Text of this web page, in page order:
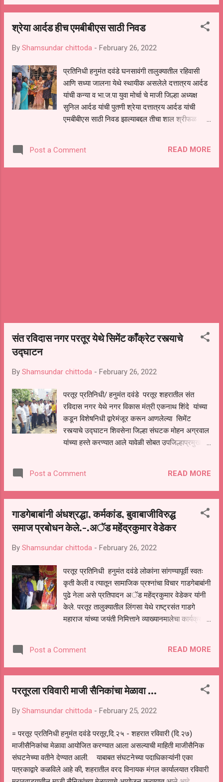
निधी उपलब्ध करून दिल्यास त्यांचा चांदीचा रथ देऊन
बबनराव लोणीकर यांनी आज केले आकणी येथे बळीराजा
लगतच्या पुलाच्या कामाचे भूमिपूजन आज माजी मंत्री
यावेळी सभापती संदीप भैय्या गोरे सभापती रंगनाथ येवले
भाजपा जालना जिल्हा उपाध्यक्ष गणेशराव खवणे उपसभापती
राजेश मोरे उपसभापती नागेश घारे माजी उपसभापती
अंकुशराव कदम जिल्हा परिषद सदस्य पंजाबराव बोराडे
माजी सभापती संभाजी खंदारे संचालक विठ्ठलराव काळे
श्रेया आर्दड हीच एमबीबीएस साठी निवड
By Shamsundar chittoda - February 26, 2022
प्रतिनिधी हनुमंत दवंडे घनसावंगी तालुक्यातील रहिवासी
आणि सध्या जालना येथे स्थायीक असलेले दत्तात्रय आर्दड
यांची कन्या व भा.ज.पा युवा मोर्चा चे माजी जिल्हा अध्यक्ष
सुनिल आर्दड यांची पुतणी श्रेया दत्तात्रय आर्दड यांची
एमबीबीएस साठी निवड झाल्याबद्दल तीचा शाल श्रीफळ
वडील दत्ताञय आर्दड , आई उमाताई आर्दड शिवकन्या खांडे
नम्रता खांडे आदी दिसत आहेत .
Post a Comment READ MORE
संत रविदास नगर परतूर येथे सिमेंट काँक्रेट रस्त्याचे
उद्घाटन
By Shamsundar chittoda - February 26, 2022
परतूर प्रतिनिधी/ हनुमंत दवंडे परतूर शहरातील संत
रविदास नगर येथे नगर विकास मंत्री एकनाथ शिंदे यांच्या
कडून विशेषनिधी द्वारेमंजूर करून आणलेल्या सिमेंट
रस्त्याचे उद्घाटन शिवसेना जिल्हा संघटक मोहन अग्रवाल
यांच्या हस्ते करण्यात आले यावेळी सोबत उपजिल्हाप्रमुख
सोळंके,बाळू गाते, संदीप पाचारे, दिपक हिवाळे, विकास खरात,
संदीप शिंदे ,सुरेश पाटील, रामा घाडगे ,सुंरूग पाटील,
गांगुर्डे, बालाजी कांबळे, कैलास सर्जे, शिंदे संतोष, व
कॉलनीतील बहुसंख्य नागरिक उपस्थित होते सदरील
शिंदे यांच्याकडून विशेष निधी द्वारे मंजूर करून आणल्याचे
Post a Comment READ MORE
गाडगेबाबांनी अंधश्रद्धा, कर्मकांड, बुवाबाजीविरुद्ध
समाज प्रबोधन केले.-.अॅड महेंद्रकुमार वेडेकर
By Shamsundar chittoda - February 26, 2022
परतूर प्रतिनिधी हनुमंत दवंडे लोकांना सांगण्यापूर्वी स्वतः
कृती केली व त्यातून सामाजिक प्रश्नांचा विचार गाडगेबाबांनी
पुढे नेला असे प्रतिपादन अॅड महेंद्रकुमार वेडेकर यांनी
केले. परतूर तालुक्यातील लिंगसा येथे राष्ट्रसंत गाडगे
महाराज यांच्या जयंती निमित्ताने व्याख्यानमालेचा कार्यक्रम
यांच्या प्रतिमेला पुष्पहार अर्पण करण्यात येऊन अभिवादन
करण्यात आले. पुढे ते म्हणाले गाडगे बाबांनी आपल्या सहज
मनातील अज्ञान ,अंधश्रद्धा, बुवाबाजी, कर्मकांड, आदी
शिक्षण हीच तुमच्या विकासाची व प्रगतीची गुरुकिल्ली आहे
असत गाडगेबाबा नी नुसते विचार सांगितले नाही तर
कृतीशीलताही अंगी मानवली डॉ. बाबासाहेब आंबेडकरांनी
सुद्धा गाडगेबाबांच्या सामाजिक कार्याची नोंद घेतली
.बाबासाहेब गाडगे बाबांचे किर्तन ऐकायला आवर्जून जा...
Post a Comment READ MORE
परतूरला रविवारी माजी सैनिकांचा मेळावा ...
By Shamsundar chittoda - February 25, 2022
= परतूर प्रतिनिधी हनुमंत दवंडे परतूर,दि.२५ - शहरात रविवारी (दि.२७)
माजीसैनिकांचा मेळावा आयोजित करण्यात आला असल्याची माहिती माजीसैनिक
संघटनेच्या वतीने देण्यात आली. याबाबत संघटनेच्या पदाधिकाऱ्यांनी एका
पत्रकाद्वारे कळविले आहे की, शहरातील वरद विनायक मंगल कार्यालयात रविवारी